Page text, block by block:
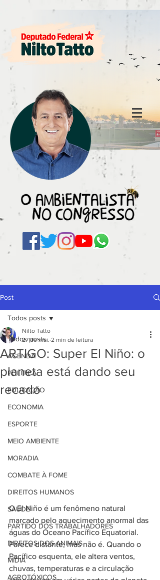
Post
Todos posts
AGENDA
POLÍTICA
EDUCAÇÃO
ECONOMIA
ESPORTE
MEIO AMBIENTE
MORADIA
COMBATE À FOME
DIREITOS HUMANOS
SAÚDE
PARTIDO DOS TRABALHADORES
DIREITOS DOS ANIMAIS
MÍDIA
AGROTÓXICOS
Todos posts
ARTIGO: Super El Niño: o
planeta está dando seu
recado
Nilto Tatto
27 de mai. 2 min de leitura
O El Niño é um fenômeno natural
marcado pelo aquecimento anormal das
águas do Oceano Pacífico Equatorial.
Parece distante, mas não é. Quando o
Pacífico esquenta, ele altera ventos,
chuvas, temperaturas e a circulação